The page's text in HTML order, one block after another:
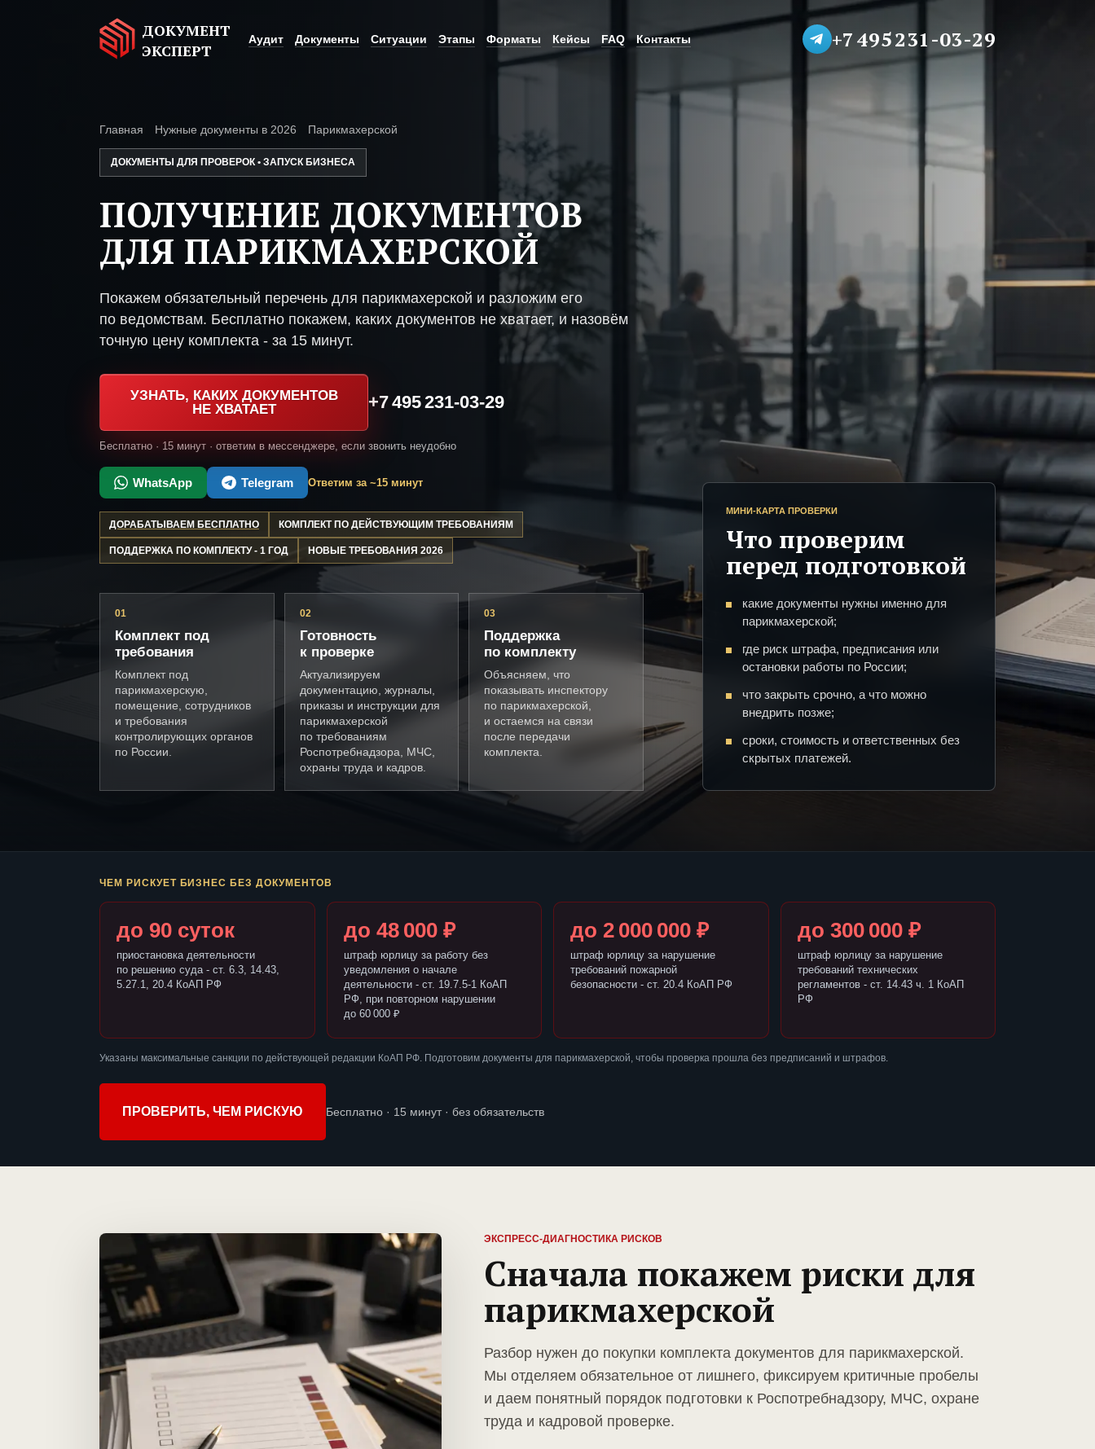
ДОКУМЕНТ
ЭКСПЕРТ
Аудит Документы Ситуации Этапы Форматы Кейсы FAQ Контакты +7 495 231-03-29
Главная Нужные документы в 2026 Парикмахерской
ДОКУМЕНТЫ ДЛЯ ПРОВЕРОК • ЗАПУСК БИЗНЕСА
ПОЛУЧЕНИЕ ДОКУМЕНТОВ
ДЛЯ ПАРИКМАХЕРСКОЙ
Покажем обязательный перечень для парикмахерской и разложим его
по ведомствам. Бесплатно покажем, каких документов не хватает, и назовём
точную цену комплекта - за 15 минут.
УЗНАТЬ, КАКИХ ДОКУМЕНТОВ
НЕ ХВАТАЕТ
+7 495 231-03-29
Бесплатно · 15 минут · ответим в мессенджере, если звонить неудобно
WhatsApp Telegram Ответим за ~15 минут
ДОРАБАТЫВАЕМ БЕСПЛАТНО КОМПЛЕКТ ПО ДЕЙСТВУЮЩИМ ТРЕБОВАНИЯМ
ПОДДЕРЖКА ПО КОМПЛЕКТУ - 1 ГОД НОВЫЕ ТРЕБОВАНИЯ 2026
01
Комплект под
требования
Комплект под
парикмахерскую,
помещение, сотрудников
и требования
контролирующих органов
по России.
02
Готовность
к проверке
Актуализируем
документацию, журналы,
приказы и инструкции для
парикмахерской
по требованиям
Роспотребнадзора, МЧС,
охраны труда и кадров.
03
Поддержка
по комплекту
Объясняем, что
показывать инспектору
по парикмахерской,
и остаемся на связи
после передачи
комплекта.
МИНИ-КАРТА ПРОВЕРКИ
Что проверим
перед подготовкой
какие документы нужны именно для
парикмахерской;
где риск штрафа, предписания или
остановки работы по России;
что закрыть срочно, а что можно
внедрить позже;
сроки, стоимость и ответственных без
скрытых платежей.
ЧЕМ РИСКУЕТ БИЗНЕС БЕЗ ДОКУМЕНТОВ
до 90 суток
приостановка деятельности
по решению суда - ст. 6.3, 14.43,
5.27.1, 20.4 КоАП РФ
до 48 000 ₽
штраф юрлицу за работу без
уведомления о начале
деятельности - ст. 19.7.5-1 КоАП
РФ, при повторном нарушении
до 60 000 ₽
до 2 000 000 ₽
штраф юрлицу за нарушение
требований пожарной
безопасности - ст. 20.4 КоАП РФ
до 300 000 ₽
штраф юрлицу за нарушение
требований технических
регламентов - ст. 14.43 ч. 1 КоАП
РФ
Указаны максимальные санкции по действующей редакции КоАП РФ. Подготовим документы для парикмахерской, чтобы проверка прошла без предписаний и штрафов.
ПРОВЕРИТЬ, ЧЕМ РИСКУЮ Бесплатно · 15 минут · без обязательств
ЭКСПРЕСС-ДИАГНОСТИКА РИСКОВ
Сначала покажем риски для
парикмахерской
Разбор нужен до покупки комплекта документов для парикмахерской.
Мы отделяем обязательное от лишнего, фиксируем критичные пробелы
и даем понятный порядок подготовки к Роспотребнадзору, МЧС, охране
труда и кадровой проверке.